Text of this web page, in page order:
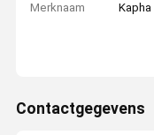
Merknaam Kapha
Contactgegevens